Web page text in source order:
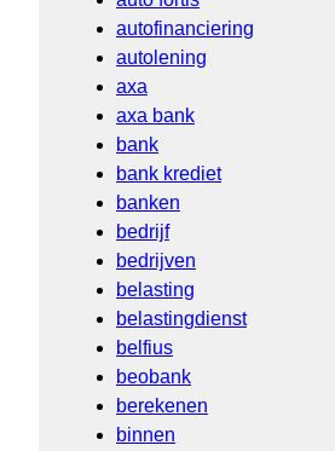
autofinanciering
autolening
axa
axa bank
bank
bank krediet
banken
bedrijf
bedrijven
belasting
belastingdienst
belfius
beobank
berekenen
binnen